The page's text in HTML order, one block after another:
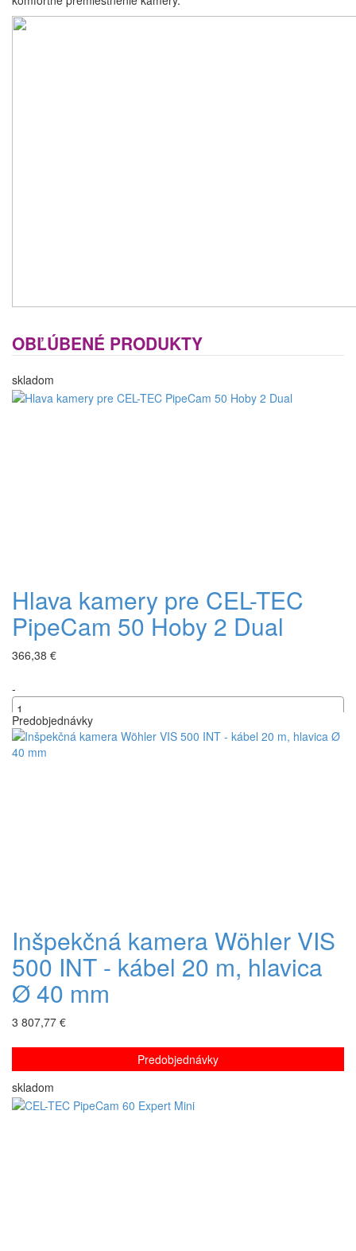
OBĽÚBENÉ PRODUKTY
skladom
Hlava kamery pre CEL-TEC
PipeCam 50 Hoby 2 Dual
366,38 €
-
+
Predobjednávky
Inšpekčná kamera Wöhler VIS
500 INT - kábel 20 m, hlavica
Ø 40 mm
3 807,77 €
Predobjednávky
skladom